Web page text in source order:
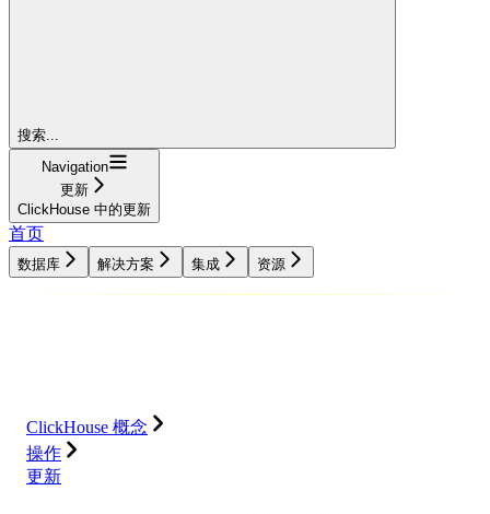
搜索...
Navigation
更新
ClickHouse 中的更新
首页
数据库 解决方案 集成 资源
ClickHouse 概念
操作
更新